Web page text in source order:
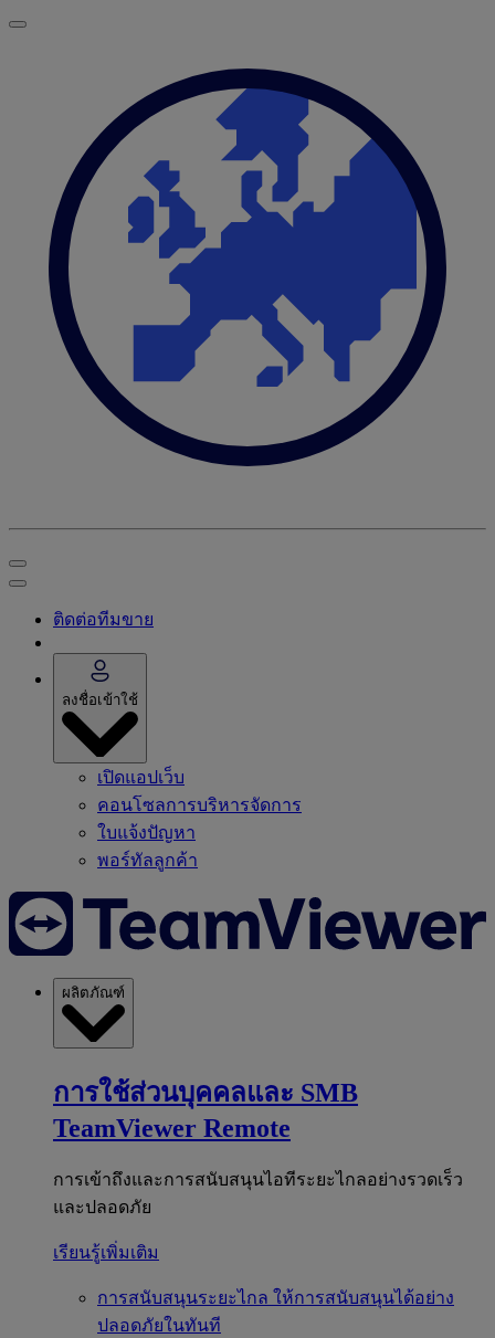
ติดต่อทีมขาย
ลงชื่อเข้าใช้
เปิดแอปเว็บ
คอนโซลการบริหารจัดการ
ใบแจ้งปัญหา
พอร์ทัลลูกค้า
ผลิตภัณฑ์
การใช้ส่วนบุคคลและ SMB
TeamViewer Remote
การเข้าถึงและการสนับสนุนไอทีระยะไกลอย่างรวดเร็ว
และปลอดภัย
เรียนรู้เพิ่มเติม
การสนับสนุนระยะไกล ให้การสนับสนุนได้อย่าง
ปลอดภัยในทันที